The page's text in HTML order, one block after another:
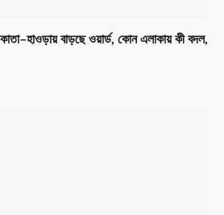
বাড়ছে ওয়ার্ড, কোন এলাকায় কী বদল,